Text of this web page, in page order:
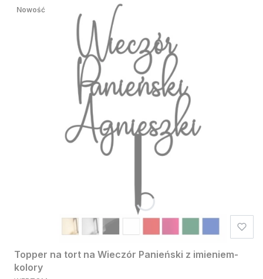
Nowość
Topper na tort na Wieczór Panieński z imieniem-
kolory